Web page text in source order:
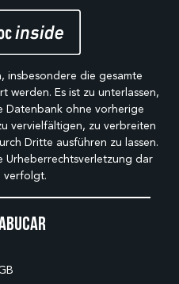
insbesondere die gesamte
werden. Es ist zu unterlassen,
Datenbank ohne vorherige
vervielfältigen, zu verbreiten
Dritte ausführen zu lassen.
Urheberrechtsverletzung dar
verfolgt.